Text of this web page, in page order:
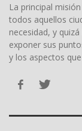
La principal
todos aquellos
necesidad, y
exponer sus
y los aspectos